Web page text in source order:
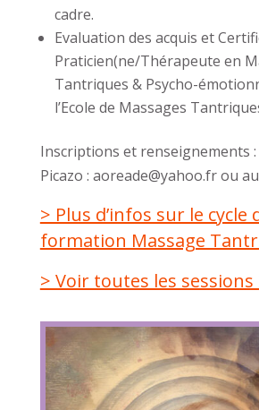
cadre.
Evaluation des acquis et
Praticien(ne/Thérapeute en
Tantriques & Psycho-
l’Ecole de Massages
Inscriptions et renseignements
Picazo : aoreade@yahoo.fr ou
> Plus d’infos sur le cycle
formation Massage
> Voir toutes les sessions